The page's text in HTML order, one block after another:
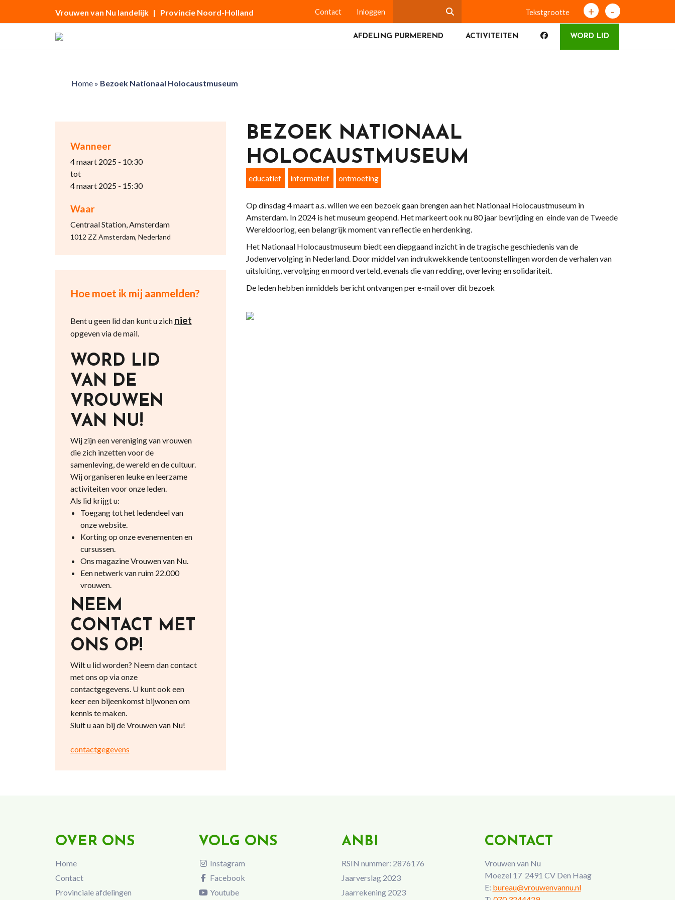
Vrouwen van Nu landelijk | Provincie Noord-Holland Contact Inloggen Tekstgrootte + -
AFDELING PURMEREND ACTIVITEITEN WORD LID
Home» Bezoek Nationaal Holocaustmuseum
Wanneer
4 maart 2025 - 10:30
tot
4 maart 2025 - 15:30
Waar
Centraal Station, Amsterdam
1012 ZZ Amsterdam, Nederland
Hoe moet ik mij aanmelden?
Bent u geen lid dan kunt u zich niet
opgeven via de mail.
WORD LID
VAN DE
VROUWEN
VAN NU!
Wij zijn een vereniging van vrouwen
die zich inzetten voor de
samenleving, de wereld en de cultuur.
Wij organiseren leuke en leerzame
activiteiten voor onze leden.
Als lid krijgt u:
Toegang tot het ledendeel van
onze website.
Korting op onze evenementen en
cursussen.
Ons magazine Vrouwen van Nu.
Een netwerk van ruim 22.000
vrouwen.
NEEM
CONTACT MET
ONS OP!
Wilt u lid worden? Neem dan contact
met ons op via onze
contactgegevens. U kunt ook een
keer een bijeenkomst bijwonen om
kennis te maken.
Sluit u aan bij de Vrouwen van Nu!
contactgegevens
BEZOEK NATIONAAL
HOLOCAUSTMUSEUM
educatief informatief ontmoeting
Op dinsdag 4 maart a.s. willen we een bezoek gaan brengen aan het Nationaal Holocaustmuseum in
Amsterdam. In 2024 is het museum geopend. Het markeert ook nu 80 jaar bevrijding en einde van de Tweede
Wereldoorlog, een belangrijk moment van reflectie en herdenking.
Het Nationaal Holocaustmuseum biedt een diepgaand inzicht in de tragische geschiedenis van de
Jodenvervolging in Nederland. Door middel van indrukwekkende tentoonstellingen worden de verhalen van
uitsluiting, vervolging en moord verteld, evenals die van redding, overleving en solidariteit.
De leden hebben inmiddels bericht ontvangen per e-mail over dit bezoek
OVER ONS
Home
Contact
Provinciale afdelingen
VOLG ONS
Instagram
Facebook
Youtube
ANBI
RSIN nummer: 2876176
Jaarverslag 2023
Jaarrekening 2023
CONTACT
Vrouwen van Nu
Moezel 17 2491 CV Den Haag
E: bureau@vrouwenvannu.nl